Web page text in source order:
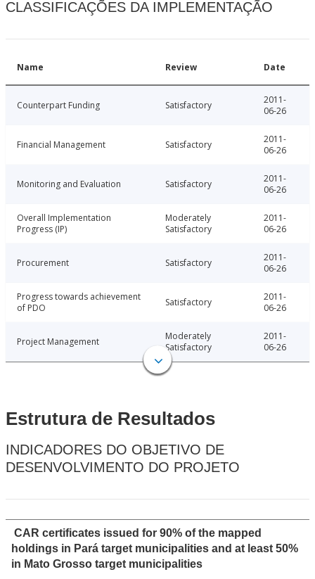
CLASSIFICAÇÕES DA IMPLEMENTAÇÃO
Name Review Date
Counterpart Funding Satisfactory
2011-
06-26
Financial Management Satisfactory
2011-
06-26
Monitoring and Evaluation Satisfactory
2011-
06-26
Overall Implementation
Progress (IP)
Moderately
Satisfactory
2011-
06-26
Procurement Satisfactory
2011-
06-26
Progress towards achievement
of PDO
Satisfactory
2011-
06-26
Project Management
Moderately
Satisfactory
2011-
06-26
Estrutura de Resultados
INDICADORES DO OBJETIVO DE
DESENVOLVIMENTO DO PROJETO
CAR certificates issued for 90% of the mapped
holdings in Pará target municipalities and at least 50%
in Mato Grosso target municipalities